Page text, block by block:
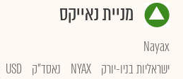
מניית נאייקס
Nayax
ישראליות בניו-יורק NYAX נאסד"ק USD